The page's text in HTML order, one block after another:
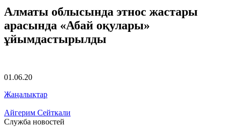
Алматы облысында этнос жастары
арасында «Абай оқулары»
ұйымдастырылды
01.06.20
Жаңалықтар
Айгерим Сейткали
Служба новостей